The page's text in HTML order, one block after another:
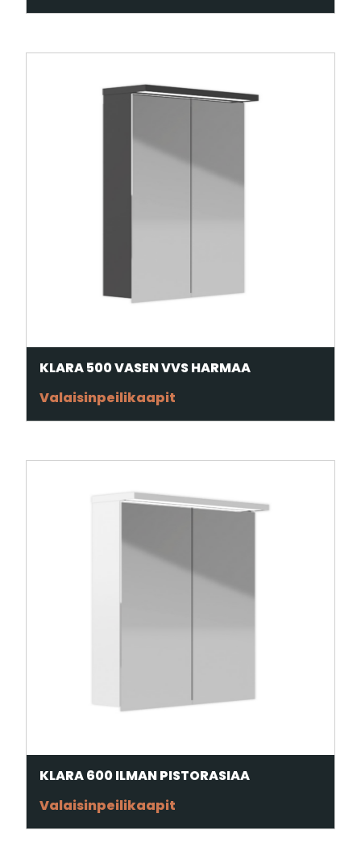
KLARA 500 VASEN VVS HARMAA
Valaisinpeilikaapit
KLARA 600 ILMAN PISTORASIAA
Valaisinpeilikaapit